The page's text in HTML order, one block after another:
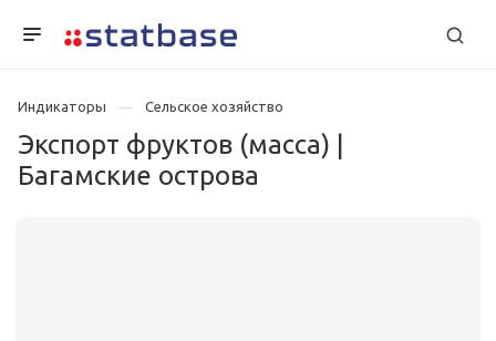
Индикаторы Сельское хозяйство
Экспорт фруктов (масса) |
Багамские острова